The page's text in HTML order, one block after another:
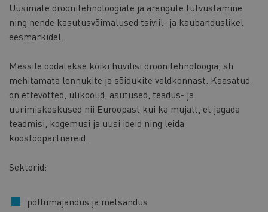
Uusimate droonitehnoloogiate ja arengute tutvustamine
ning nende kasutusvõimalused tsiviil- ja kaubanduslikel
eesmärkidel.
Messile oodatakse kõiki huvilisi droonitehnoloogia, sh
mehitamata lennukite ja sõidukite valdkonnast. Kaasatud
on ettevõtted, ülikoolid, asutused, teadus- ja
uurimiskeskused nii Euroopast kui ka mujalt, et jagada
teadmisi, kogemusi ja uusi ideid ning leida
koostööpartnereid.
Sektorid:
põllumajandus ja metsandus